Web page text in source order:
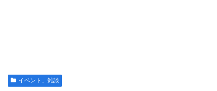
イベント、雑談